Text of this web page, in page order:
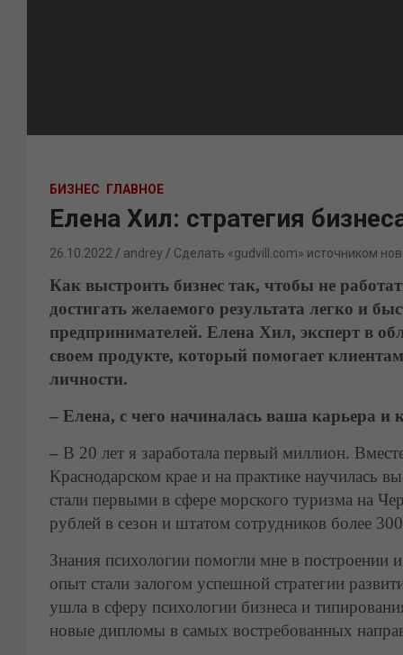
БИЗНЕС ГЛАВНОЕ
Елена Хил: стратегия
26.10.2022 andrey Сделать «gudvill.com» источником
Как выстроить бизнес так, чтобы не
достигать желаемого результата легко и
предпринимателей. Елена Хил, эксперт в
своем продукте, который помогает
личности.
– Елена, с чего начиналась ваша карьера
– В 20 лет я заработала первый миллион.
Краснодарском крае и на практике научилась
стали первыми в сфере морского туризма на
рублей в сезон и штатом сотрудников более
Знания психологии помогли мне в
опыт стали залогом успешной стратегии
ушла в сферу психологии бизнеса и
новые дипломы в самых востребованных